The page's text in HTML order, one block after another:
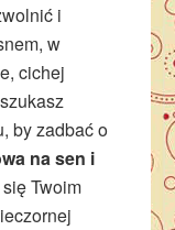
i
w
cichej
by zadbać o
na sen i
Twoim